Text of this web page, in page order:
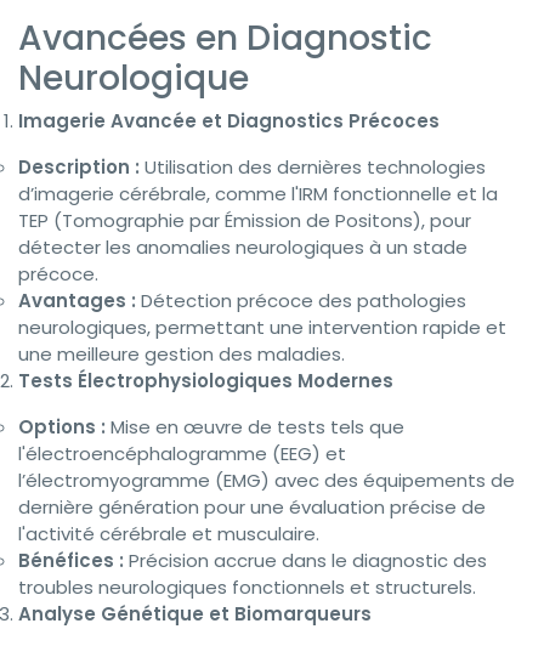
Avancées en Diagnostic
Neurologique
Imagerie Avancée et Diagnostics Précoces
Description : Utilisation des dernières technologies
d’imagerie cérébrale, comme l'IRM fonctionnelle et la
TEP (Tomographie par Émission de Positons), pour
détecter les anomalies neurologiques à un stade
précoce.
Avantages : Détection précoce des pathologies
neurologiques, permettant une intervention rapide et
une meilleure gestion des maladies.
Tests Électrophysiologiques Modernes
Options : Mise en œuvre de tests tels que
l'électroencéphalogramme (EEG) et
l’électromyogramme (EMG) avec des équipements de
dernière génération pour une évaluation précise de
l'activité cérébrale et musculaire.
Bénéfices : Précision accrue dans le diagnostic des
troubles neurologiques fonctionnels et structurels.
Analyse Génétique et Biomarqueurs